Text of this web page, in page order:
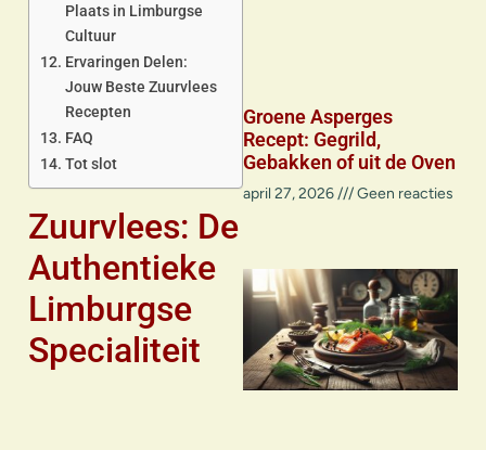
Plaats in Limburgse
Cultuur
Ervaringen Delen:
Jouw Beste Zuurvlees
Recepten
FAQ
Tot slot
Zuurvlees: De
Authentieke
Limburgse
Specialiteit
Groene Asperges
Recept: Gegrild,
Gebakken of uit de Oven
april 27, 2026 Geen reacties